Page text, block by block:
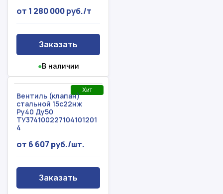
от 1 280 000 руб./т
Заказать
●В наличии
Хит
Вентиль (клапан)
стальной 15с22нж
Ру40 Ду50
ТУ374100227104101201
4
от 6 607 руб./шт.
Заказать